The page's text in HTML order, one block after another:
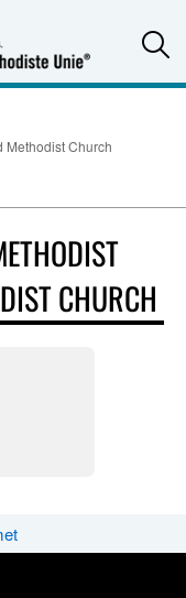
Methodist Church
CHURCH